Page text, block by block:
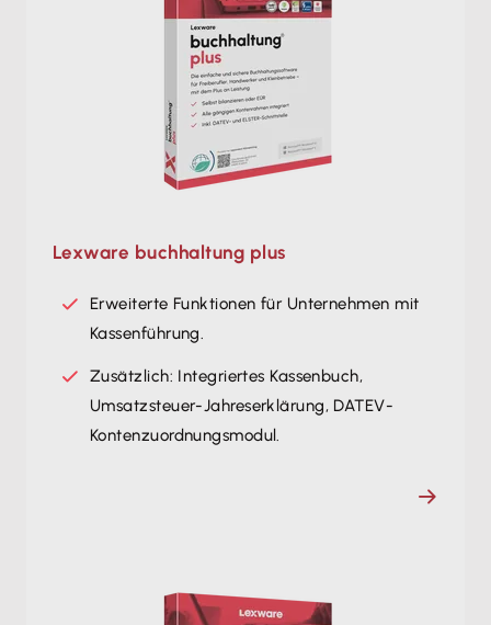
Lexware buchhaltung plus
Erweiterte Funktionen für Unternehmen mit
Kassenführung.
Zusätzlich: Integriertes Kassenbuch,
Umsatzsteuer-Jahreserklärung, DATEV-
Kontenzuordnungsmodul.